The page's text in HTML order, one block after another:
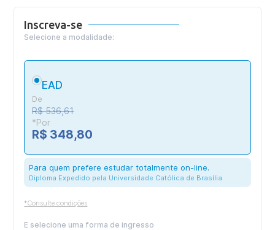
Inscreva-se
Selecione a modalidade:
EAD
De
R$ 536,61
*Por
R$ 348,80
Para quem prefere estudar totalmente on-line.
Diploma Expedido pela Universidade Católica de Brasília
*Consulte condições
E selecione uma forma de ingresso